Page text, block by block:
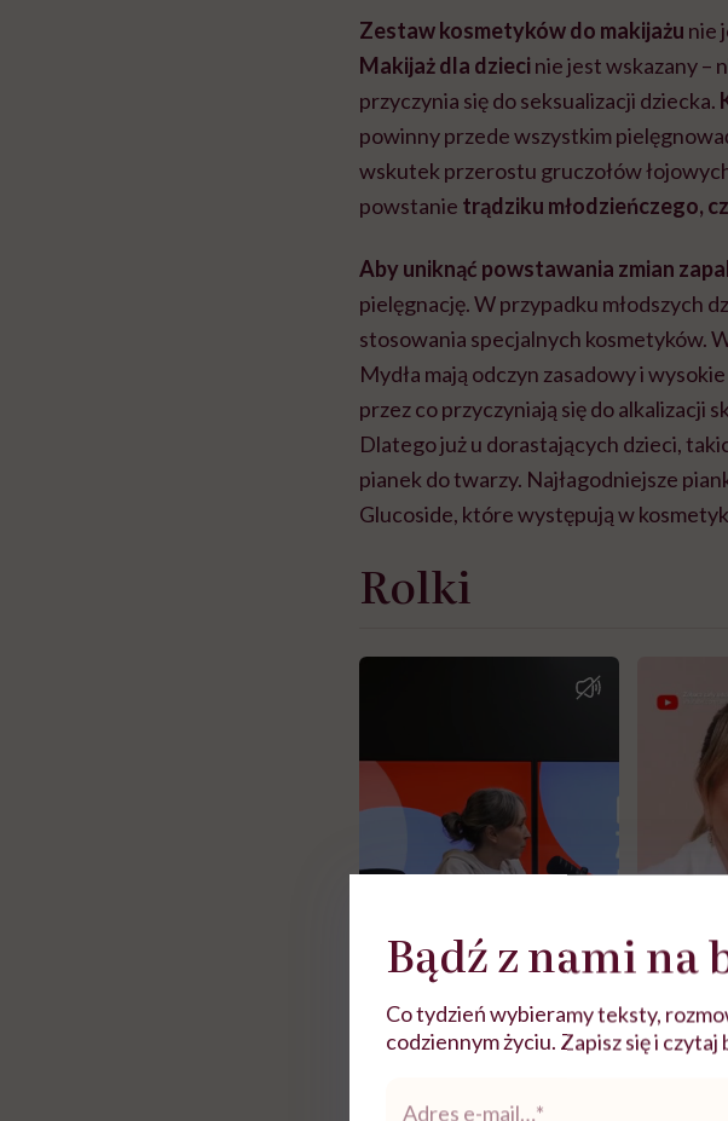
Zestaw kosmetyków do makijażu nie
Makijaż dla dzieci nie jest wskazany –
przyczynia się do seksualizacji dziecka.
powinny przede wszystkim
wskutek przerostu gruczołów
powstanie trądziku młodzieńczego,
Aby uniknąć powstawania zmian
pielęgnację. W przypadku młodszych
stosowania specjalnych kosmetyków.
Mydła mają odczyn zasadowy i
przez co przyczyniają się do alkalizacji
Dlatego już u dorastających dzieci,
pianek do twarzy. Najłagodniejsze
Glucoside, które występują w
Rolki
Zobacz więcej
Bądź z nami na
Co tydzień wybieramy teksty,
codziennym życiu. Zapisz się i czytaj